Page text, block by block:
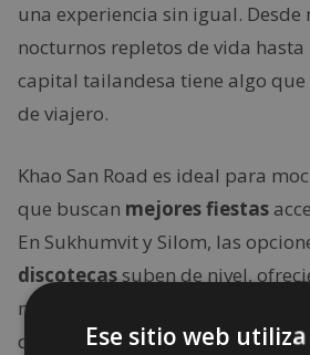
una experiencia sin igual. Desde
nocturnos repletos de vida
capital tailandesa tiene algo
de viajero.
Khao San Road es ideal para
que buscan mejores fiestas
En Sukhumvit y Silom, las
discotecassuben de nivel,
más elegantes y sofisticados.
destaca por su hospitalidad y por
Ese sitio web